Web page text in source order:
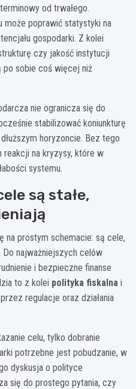
od trwałego.
poprawić statystyki na
gospodarki. Z kolei
czy jakość instytucji
po sobie coś więcej niż
nie ogranicza się do
stabilizować koniunkturę
horyzoncie. Bez tego
reakcji na kryzysy, które w
systemu.
są stałe,
na prostym schemacie: są cele,
najważniejszych celów
i bezpieczne finanse
to z kolei polityka fiskalna i
regulacje oraz działania
celu, tylko dobranie
potrzebne jest pobudzanie, w
dyskusja o polityce
się do prostego pytania, czy